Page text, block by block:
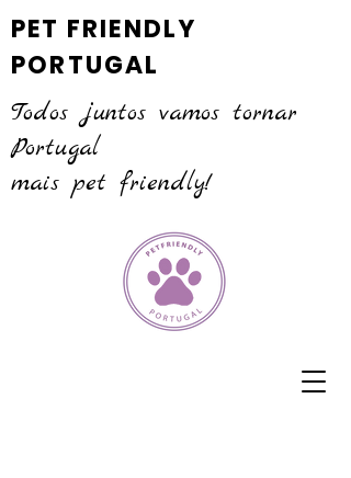
PET FRIENDLY
PORTUGAL
Todos juntos vamos tornar
Portugal
mais pet friendly!